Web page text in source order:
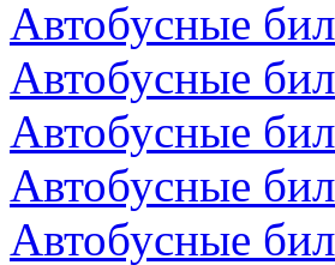
Автобусные
Автобусные
Автобусные
Автобусные
Автобусные